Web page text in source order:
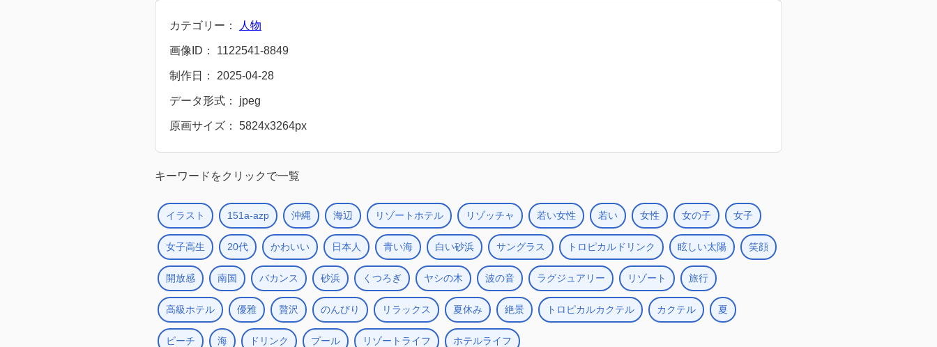
カテゴリー： 人物
画像ID： 1122541-8849
制作日： 2025-04-28
データ形式： jpeg
原画サイズ： 5824x3264px
キーワードをクリックで一覧
イラスト 151a-azp 沖縄 海辺 リゾートホテル リゾッチャ 若い女性 若い 女性 女の子 女子
女子高生 20代 かわいい 日本人 青い海 白い砂浜 サングラス トロピカルドリンク 眩しい太陽 笑顔
開放感 南国 バカンス 砂浜 くつろぎ ヤシの木 波の音 ラグジュアリー リゾート 旅行
高級ホテル 優雅 贅沢 のんびり リラックス 夏休み 絶景 トロピカルカクテル カクテル 夏
ビーチ 海 ドリンク プール リゾートライフ ホテルライフ